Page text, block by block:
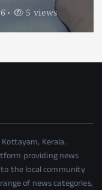
4 views
Kerala.
providing news
the local community
of news categories,